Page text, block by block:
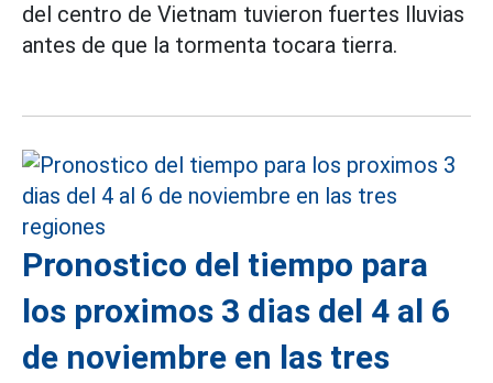
del centro de Vietnam tuvieron fuertes lluvias
antes de que la tormenta tocara tierra.
Pronostico del tiempo para
los proximos 3 dias del 4 al 6
de noviembre en las tres